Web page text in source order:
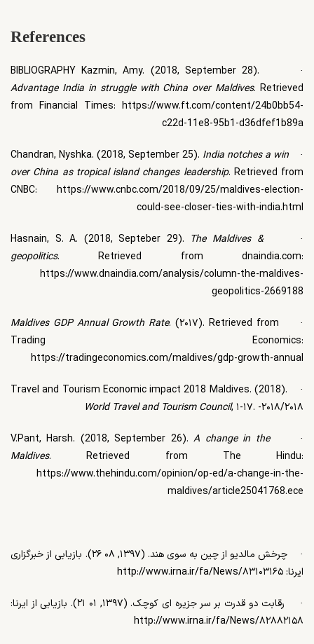
References
·
Kazmin, Amy. (2018, September 28).
Advantage India in struggle with China over Maldives. Retrieved
from Financial Times: https://www.ft.com/content/24b0bb54-
c22d-11e8-95b1-d36dfef1b89a
·
Chandran, Nyshka. (2018, September 25). India notches a win
over China as tropical island changes leadership. Retrieved from
CNBC: https://www.cnbc.com/2018/09/25/maldives-election-
could-see-closer-ties-with-india.html
·
Hasnain, S. A. (2018, Septeber 29). The Maldives &
geopolitics. Retrieved from dnaindia.com:
https://www.dnaindia.com/analysis/column-the-maldives-
geopolitics-2669188
·
Maldives GDP Annual Growth Rate. (۲۰۱۷). Retrieved from
Trading Economics:
https://tradingeconomics.com/maldives/gdp-growth-annual
·
Travel and Tourism Economic impact 2018 Maldives. (2018).
World Travel and Tourism Council, ۱-۱۷. -۲۰۱۸/۲۰۱۸
·
V.Pant, Harsh. (2018, September 26).A change in the
Maldives. Retrieved from The Hindu:
https://www.thehindu.com/opinion/op-ed/a-change-in-the-
maldives/article25041768.ece
·
چرخش مالدیو از چین به سوی هند. (۱۳۹۷, ۰۸ ۲۶). بازیابی از خبرگزاری
ایرنا:
http://www.irna.ir/fa/News/۸۳۱۰۳۱۶۵
·
رقابت دو قدرت بر سر جزیره ای کوچک. (۱۳۹۷, ۰۱ ۲۱). بازیابی از ایرنا:
http://www.irna.ir/fa/News/۸۲۸۸۲۱۵۸